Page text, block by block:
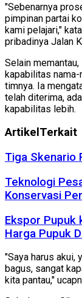
"Sebenarnya
pimpinan partai
kami pelajari,"
pribadinya Jalan
Selain
kapabilitas
timnya. Ia
telah diterima,
kapabilitas lebih.
Artikel Terkait
Tiga Skenario
Teknologi
Konservasi
Ekspor Pupuk
Harga Pupuk
"Saya harus akui,
bagus, sangat
kita pantau,"